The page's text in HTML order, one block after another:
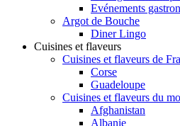
Evénements
Argot de Bouche
Diner Lingo
Cuisines et flaveurs
Cuisines et flaveurs de
Corse
Guadeloupe
Cuisines et flaveurs du
Afghanistan
Albanie